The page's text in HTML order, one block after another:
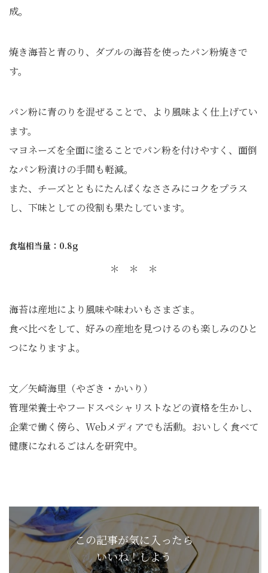
成。
焼き海苔と青のり、ダブルの海苔を使ったパン粉焼きで
す。
パン粉に青のりを混ぜることで、より風味よく仕上げてい
ます。
マヨネーズを全面に塗ることでパン粉を付けやすく、面倒
なパン粉漬けの手間も軽減。
また、チーズとともにたんぱくなささみにコクをプラス
し、下味としての役割も果たしています。
食塩相当量：0.8g
＊ ＊ ＊
海苔は産地により風味や味わいもさまざま。
食べ比べをして、好みの産地を見つけるのも楽しみのひと
つになりますよ。
文／矢崎海里（やざき・かいり）
管理栄養士やフードスペシャリストなどの資格を生かし、
企業で働く傍ら、Webメディアでも活動。おいしく食べて
健康になれるごはんを研究中。
この記事が気に入ったら
いいね！しよう